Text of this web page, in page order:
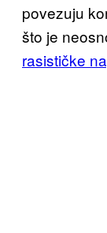
povezuju
što je
rasističke